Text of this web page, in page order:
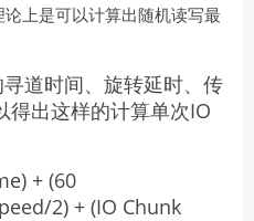
上是可以计算出随机读写最
道时间、旋转延时、传
得出这样的计算单次IO
+ (60
2) + (IO Chunk